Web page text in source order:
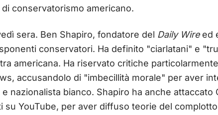
conservatorismo americano.
sera. Ben Shapiro, fondatore del Daily Wireed
conservatori. Ha definito "ciarlatani" e
americana. Ha riservato critiche
accusandolo di "imbecillità morale" per aver
nazionalista bianco. Shapiro ha anche attaccato
su YouTube, per aver diffuso teorie del